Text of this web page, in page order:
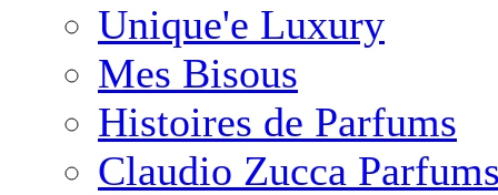
Unique'e Luxury
Mes Bisous
Histoires de Parfums
Claudio Zucca